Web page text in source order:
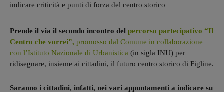
indicare criticità e punti di forza del centro storico
Prende il via il secondo incontro del percorso partecipativo “Il
Centro che vorrei”, promosso dal Comune in collaborazione
con l’Istituto Nazionale di Urbanistica (in sigla INU) per
ridisegnare, insieme ai cittadini, il futuro centro storico di Figline.
Saranno i cittadini, infatti, nei vari appuntamenti a indicare su